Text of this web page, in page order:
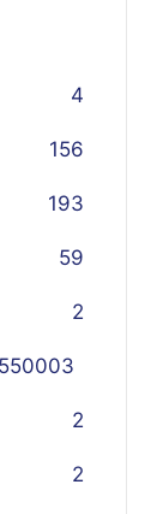
4
156
193
59
2
2
2